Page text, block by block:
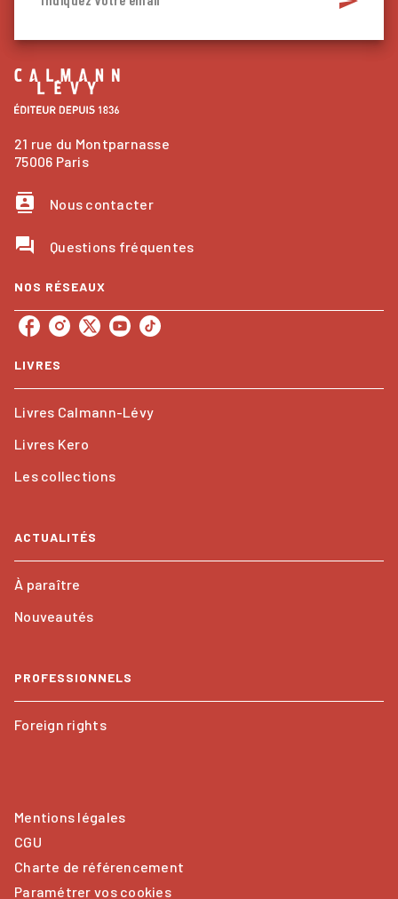
21 rue du Montparnasse
75006 Paris
contacts Nous contacter
question_answer Questions fréquentes
NOS RÉSEAUX
LIVRES
Livres Calmann-Lévy
Livres Kero
Les collections
ACTUALITÉS
À paraître
Nouveautés
PROFESSIONNELS
Foreign rights
Mentions légales
CGU
Charte de référencement
Paramétrer vos cookies